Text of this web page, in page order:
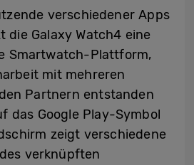
verschiedener Apps
die Galaxy Watch4 eine
Smartwatch-Plattform,
mit mehreren
Partnern entstanden
das Google Play-Symbol
zeigt verschiedene
verknüpften